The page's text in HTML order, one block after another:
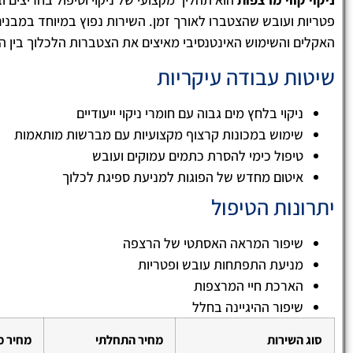
פטריות ועובש שהצטברו לאורך זמן. השירות נפוץ במיוחד
האקלים והשימוש האינטנסיבי מאיצים את הצטברות הלכלוך בין
שיטות עבודה עיקריות
ניקוי בלחץ מים גבוה עם חומרי ניקוי ייעודיים
שימוש במכונות קרצוף מקצועיות עם מברשות מותאמות
טיפול כימי להסרת כתמים עמוקים ועובש
איטום מחדש של הפוגות למניעת ספיגת לכלוך
יתרונות הטיפול
שיפור המראה האסתטי של הרצפה
מניעת התפתחות עובש ופטריות
הארכת חיי המרצפות
שיפור ההיגיינה בחלל
סוג השירות מחיר התחלתי מחיר





ניקיון הבניין וחדרי המדרגות שווה ערך לניקיון
מתוחזקים, מעידים על חוסר אכפתיות של
למקום מגוריהם ואף יכול לגרום לכך הערך
וידידותית בין הדיירים ובנוסף נותן רושם